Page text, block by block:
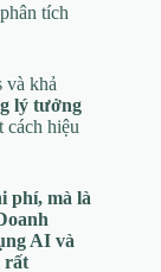
tích
và khả
lý tưởng
cách hiệu
phí, mà là
AI và
rất